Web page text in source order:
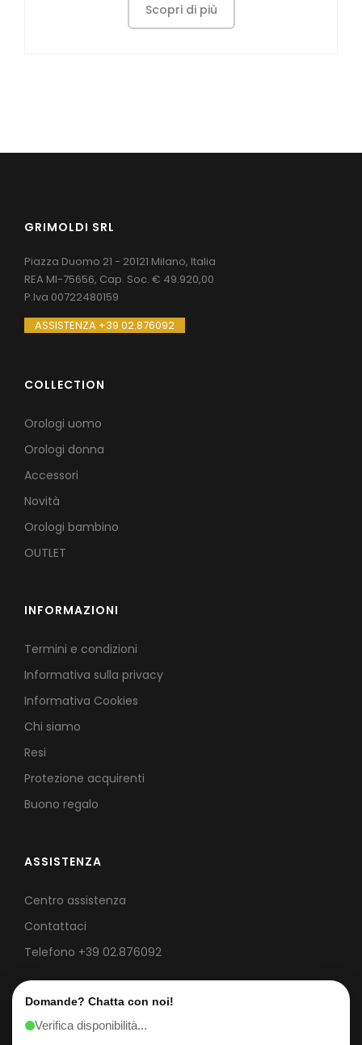
Scopri di più
GRIMOLDI SRL
Piazza Duomo 21 - 20121 Milano, Italia
REA MI-75656, Cap. Soc. € 49.920,00
P.Iva 00722480159
ASSISTENZA +39 02.876092
COLLECTION
Orologi uomo
Orologi donna
Accessori
Novità
Orologi bambino
OUTLET
INFORMAZIONI
Termini e condizioni
Informativa sulla privacy
Informativa Cookies
Chi siamo
Resi
Protezione acquirenti
Buono regalo
ASSISTENZA
Centro assistenza
Contattaci
Telefono +39 02.876092
Domande? Chatta con noi!
Verifica disponibilità...